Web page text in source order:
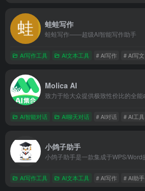
蛙蛙写作
蛙蛙写作——超级AI智能写作助手
AI写作工具 AI文本工具 # AI写作 # AI写文
Molica AI
AI智能对话 AI聊天对话 # AI对话 # AI工具
小鸽子助手
AI写作工具 AI文本工具 # AI写作 # AI助手